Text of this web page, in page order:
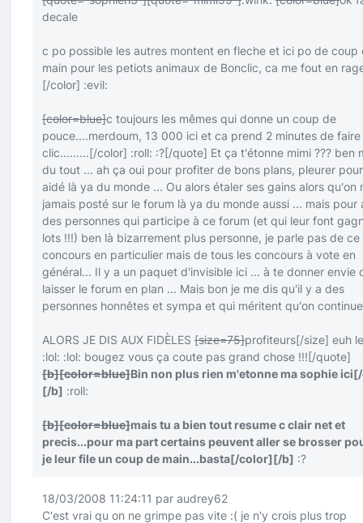
decale
c po possible les autres montent en fleche et ici po de coup
main pour les petiots animaux de Bonclic, ca me fout en
[/color] :evil:
[color=blue]c toujours les mêmes qui donne un coup de
pouce....merdoum, 13 000 ici et ca prend 2 minutes de faire
clic.........[/color] :roll: :?[/quote] Et ça t'étonne mimi ??? ben
du tout ... ah ça oui pour profiter de bons plans, pleurer
aidé là ya du monde ... Ou alors étaler ses gains alors qu'on
jamais posté sur le forum là ya du monde aussi ... mais pour
des personnes qui participe à ce forum (et qui leur font
lots !!!) ben là bizarrement plus personne, je parle pas de ce
concours en particulier mais de tous les concours à vote en
général... Il y a un paquet d'invisible ici ... à te donner envie
laisser le forum en plan ... Mais bon je me dis qu'il y a des
personnes honnêtes et sympa et qui méritent qu'on
ALORS JE DIS AUX FIDÈLES [size=75]profiteurs[/size] euh
:lol: :lol: bougez vous ça coute pas grand chose !!![/quote]
[b][color=blue]Bin non plus rien m'etonne ma sophie ici
[/b] :roll:
[b][color=blue]mais tu a bien tout resume c clair net et
precis...pour ma part certains peuvent aller se brosser
je leur file un coup de main...basta[/color][/b] :?
18/03/2008 11:24:11 par audrey62
C'est vrai qu on ne grimpe pas vite :( je n'y crois plus trop